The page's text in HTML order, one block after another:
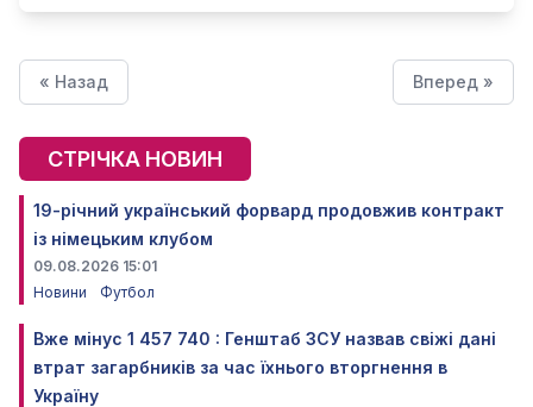
« Назад Вперед »
СТРІЧКА НОВИН
19-річний український форвард продовжив контракт
із німецьким клубом
09.08.2026 15:01
Новини
Футбол
Вже мінус 1 457 740 : Генштаб ЗСУ назвав свіжі дані
втрат загарбників за час їхнього вторгнення в
Україну